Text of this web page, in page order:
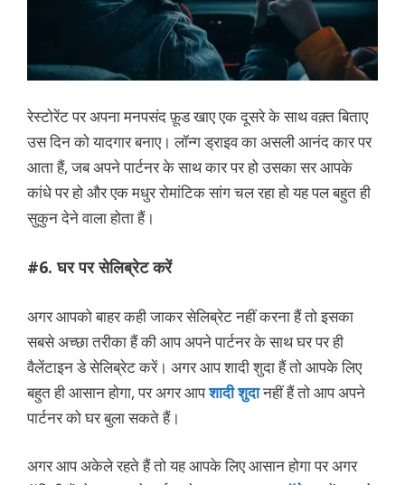
रेस्टोरेंट पर अपना मनपसंद फ़ूड खाए एक दूसरे के साथ वक़्त बिताए
उस दिन को यादगार बनाए। लॉन्ग ड्राइव का असली आनंद कार पर
आता हैं, जब अपने पार्टनर के साथ कार पर हो उसका सर आपके
कांधे पर हो और एक मधुर रोमांटिक सांग चल रहा हो यह पल बहुत ही
सुकुन देने वाला होता हैं।
#6. घर पर सेलिब्रेट करें
अगर आपको बाहर कही जाकर सेलिब्रेट नहीं करना हैं तो इसका
सबसे अच्छा तरीका हैं की आप अपने पार्टनर के साथ घर पर ही
वैलेंटाइन डे सेलिब्रेट करें। अगर आप शादी शुदा हैं तो आपके लिए
बहुत ही आसान होगा, पर अगर आपशादी शुदानहीं हैं तो आप अपने
पार्टनर को घर बुला सकते हैं।
अगर आप अकेले रहते हैं तो यह आपके लिए आसान होगा पर अगर